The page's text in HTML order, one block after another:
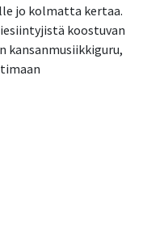
jo kolmatta kertaa.
koostuvan
kansanmusiikkiguru,